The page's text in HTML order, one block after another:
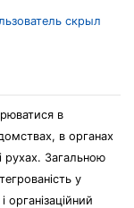
скрыл
в
в органах
рухах. Загальною
у
організаційний